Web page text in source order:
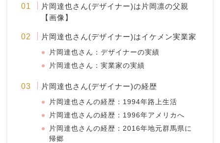
片岡達也さん(デザイナー)は片岡凛の父親
【画像】
片岡達也さん(デザイナー)はイケメン実業家
片岡達也さん：デザイナーの実績
片岡達也さん：実業家の実績
片岡達也さん(デザイナー)の経歴
片岡達也さんの経歴：1994年路上生活
片岡達也さんの経歴：1996年アメリカへ
片岡達也さんの経歴：2016年地元群馬県に
帰郷